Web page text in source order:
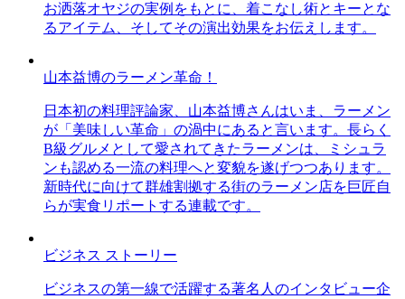
お洒落オヤジの実例をもとに、着こなし術とキーとな
るアイテム、そしてその演出効果をお伝えします。
山本益博のラーメン革命！
日本初の料理評論家、山本益博さんはいま、ラーメン
が「美味しい革命」の渦中にあると言います。長らく
B級グルメとして愛されてきたラーメンは、ミシュラ
ンも認める一流の料理へと変貌を遂げつつあります。
新時代に向けて群雄割拠する街のラーメン店を巨匠自
らが実食リポートする連載です。
ビジネス ストーリー
ビジネスの第一線で活躍する著名人のインタビュー企